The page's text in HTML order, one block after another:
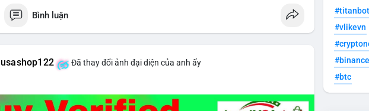
tháng tới. IMF nhận định stablecoin nội địa có thể thúc đẩy nhu cầu token
Tòa án Mỹ cho phép Bybit truy xuất tài sản 1,5 tỷ USD từ vụ hack Triều
mật: BTCPay cảnh báo exploit mới trên LND có thể đánh cắp thông tin
Bình luận
Đã thay đổi ảnh đại diện của anh ấy
#titanbot
#vlikevn
#btc